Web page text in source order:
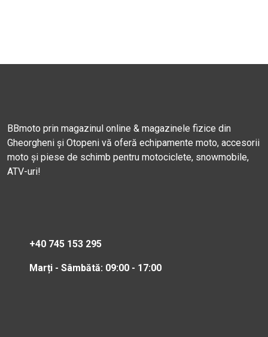
BBmoto prin magazinul online & magazinele fizice din
Gheorgheni și Otopeni vă oferă echipamente moto, accesorii
moto și piese de schimb pentru motociclete, snowmobile,
ATV-uri!
+40 745 153 295
Marți - Sâmbătă: 09:00 - 17:00